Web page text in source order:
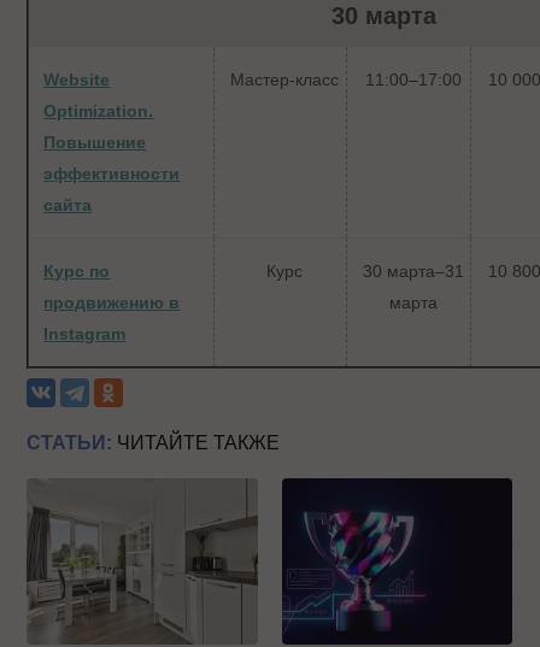
30 марта
Website
Optimization.
Повышение
эффективности
сайта
Мастер-класс 11:00–17:00 10
Курс по
продвижению в
Instagram
Курс
30 марта–31
марта
10
СТАТЬИ: ЧИТАЙТЕ ТАКЖЕ